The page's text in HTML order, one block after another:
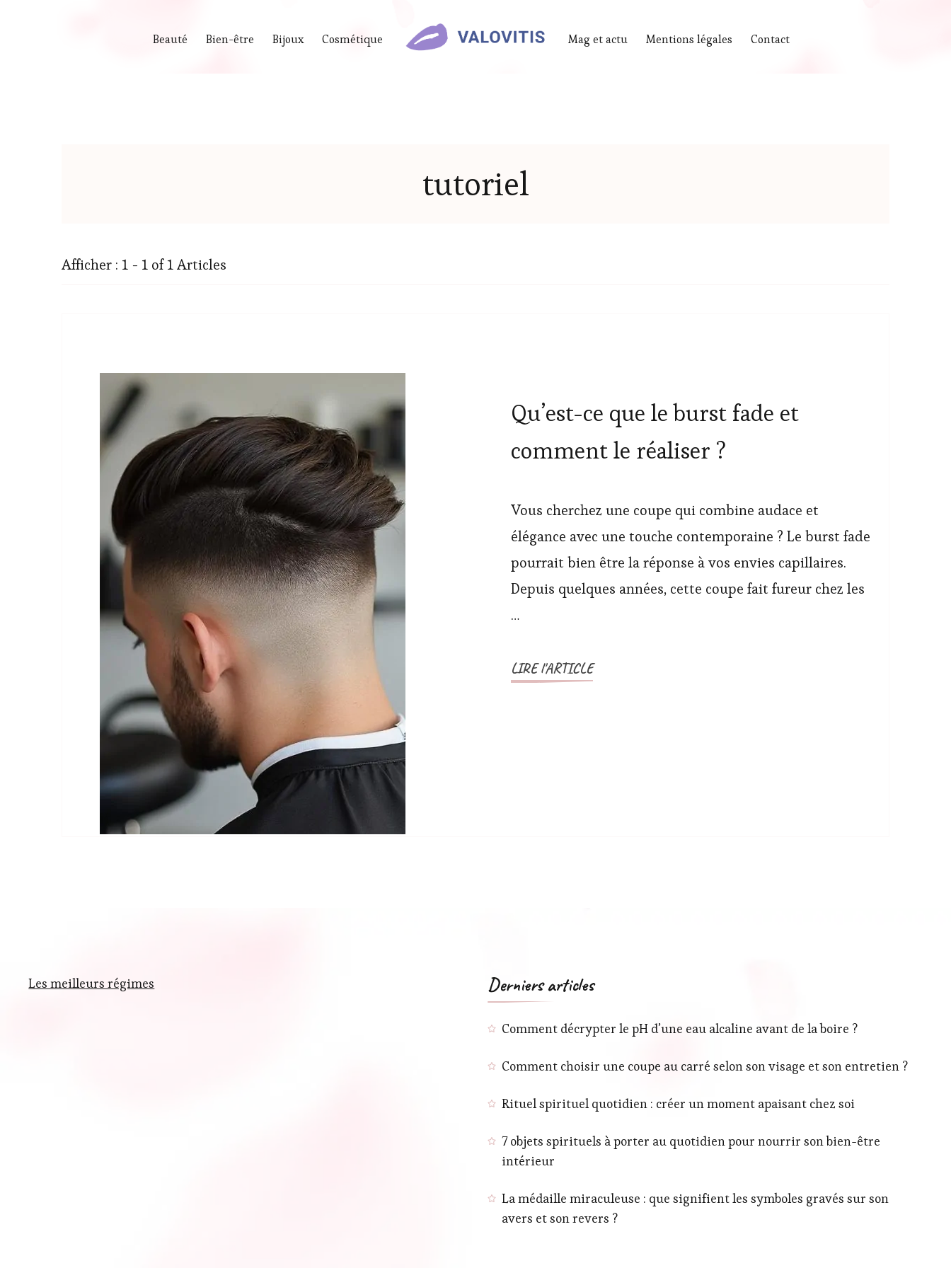
Beauté Bien-être Bijoux Cosmétique Mag et actu Mentions légales Contact
tutoriel
Afficher : 1 - 1 of 1 Articles
Qu’est-ce que le burst fade et
comment le réaliser ?
Vous cherchez une coupe qui combine audace et
élégance avec une touche contemporaine ? Le burst fade
pourrait bien être la réponse à vos envies capillaires.
Depuis quelques années, cette coupe fait fureur chez les
…
LIRE l'ARTICLE
Les meilleurs régimes Derniers articles
Comment décrypter le pH d’une eau alcaline avant de la boire ?
Comment choisir une coupe au carré selon son visage et son entretien ?
Rituel spirituel quotidien : créer un moment apaisant chez soi
7 objets spirituels à porter au quotidien pour nourrir son bien-être
intérieur
La médaille miraculeuse : que signifient les symboles gravés sur son
avers et son revers ?